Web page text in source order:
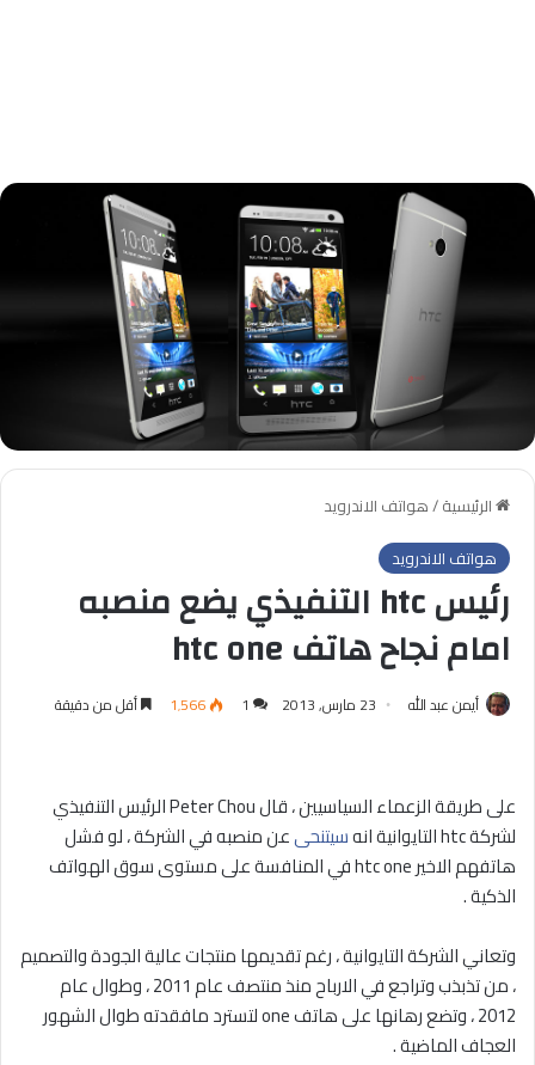
الرئيسية/هواتف الاندرويد
هواتف الاندرويد
رئيس htc التنفيذي يضع منصبه
امام نجاح هاتف htc one
أيمن عبد الله 23 مارس, 2013 1 1٬566 أقل من دقيقة
على طريقة الزعماء السياسيين ، قال Peter Chou الرئيس التنفيذي
لشركة htc التايوانية انه
سيتنحىعن منصبه في الشركة ، لو فشل
هاتفهم الاخير htc one في المنافسة على مستوى سوق الهواتف
الذكية .
وتعاني الشركة التايوانية ، رغم تقديمها منتجات عالية الجودة والتصميم
، من تذبذب وتراجع في الارباح منذ منتصف عام 2011 ، وطوال عام
2012 ، وتضع رهانها على هاتف one لتسترد مافقدته طوال الشهور
العجاف الماضية .